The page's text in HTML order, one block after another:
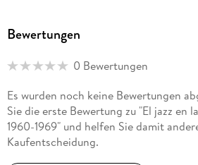
Bewertungen
0 Bewertungen
Es wurden noch keine Bewertungen
Sie die erste Bewertung zu "El jazz en
1960-1969" und helfen Sie damit
Kaufentscheidung.